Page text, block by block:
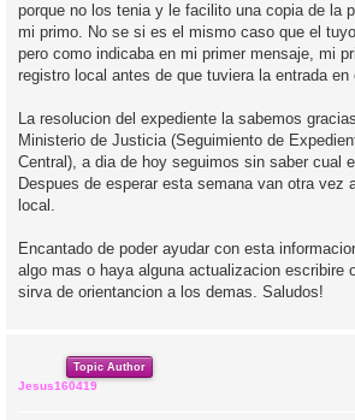
e
porque no los tenia y le facilito una copia de la
mi primo. No se si es el mismo caso que el
pero como indicaba en mi primer mensaje, mi
registro local antes de que tuviera la entrada en
La resolucion del expediente la sabemos
Ministerio de Justicia (Seguimiento de
Central), a dia de hoy seguimos sin saber cual
Despues de esperar esta semana van otra vez
local.
Encantado de poder ayudar con esta
algo mas o haya alguna actualizacion escribire
sirva de orientancion a los demas. Saludos!
Topic Author
Jesus160419